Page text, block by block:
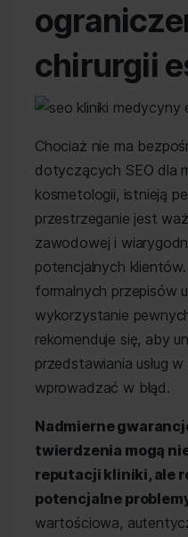
chirurgii
Chociaż nie ma
dotyczących SEO dla
kosmetologii, istnieją
przestrzeganie jest
zawodowej i
potencjalnych
formalnych przepisów
wykorzystanie
rekomenduje się, aby
przedstawiania usług
wprowadzać w błąd.
Nadmierne
twierdzenia mogą
reputacji kliniki, ale
potencjalne
wartościowa,